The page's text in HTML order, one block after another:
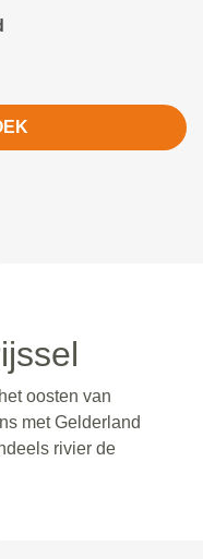
oosten van
met Gelderland
rivier de